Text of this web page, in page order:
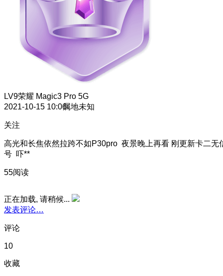
LV9荣耀 Magic3 Pro 5G
2021-10-15 10:06属地未知
关注
高光和长焦依然拉跨不如P30pro 夜景晚上再看 刚更新卡二无
号 吓**
55阅读
正在加载, 请稍候...
发表评论…
评论
10
收藏